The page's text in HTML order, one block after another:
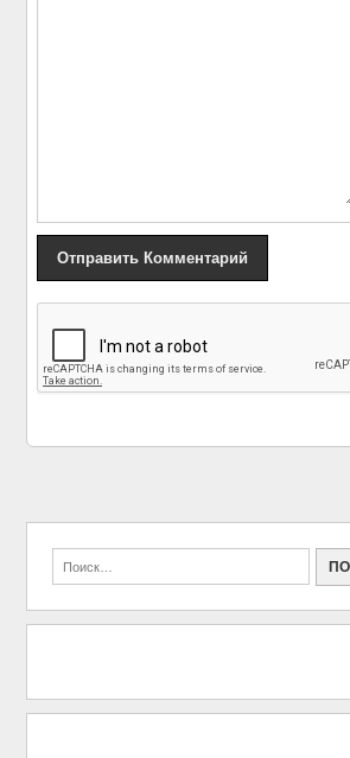
Жасмин биография,
фото — узнай всё!
выставка костюмов из